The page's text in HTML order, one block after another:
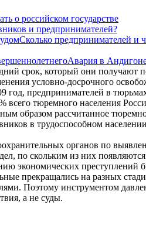
о российском государстве
и предпринимателей?
Сколько предпринимателей и
Авария в
срок, который они получают
условно-досрочного
предпринимателей в
тюремного населения
образом рассчитанное
в трудоспособном
органов по
по скольким из них
экономических
прекращались на разных
Поэтому инструментом
а не суды.